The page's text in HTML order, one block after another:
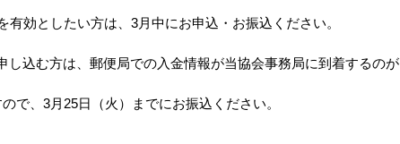
有効としたい方は、3月中にお申込・お振込ください。
し込む方は、郵便局での入金情報が当協会事務局に到着するのが
で、3月25日（火）までにお振込ください。